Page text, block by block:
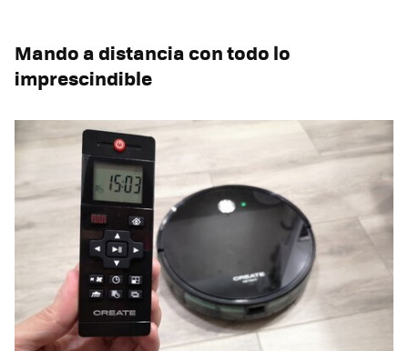
Mando a distancia con todo lo
imprescindible